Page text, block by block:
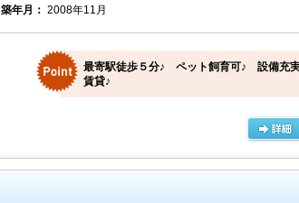
築年月： 2008年11月
最寄駅徒歩５分♪ ペット飼育可♪ 設備充
賃貸♪